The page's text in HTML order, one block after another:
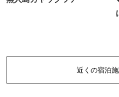
近くの宿泊